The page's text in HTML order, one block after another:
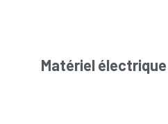
Matériel électrique